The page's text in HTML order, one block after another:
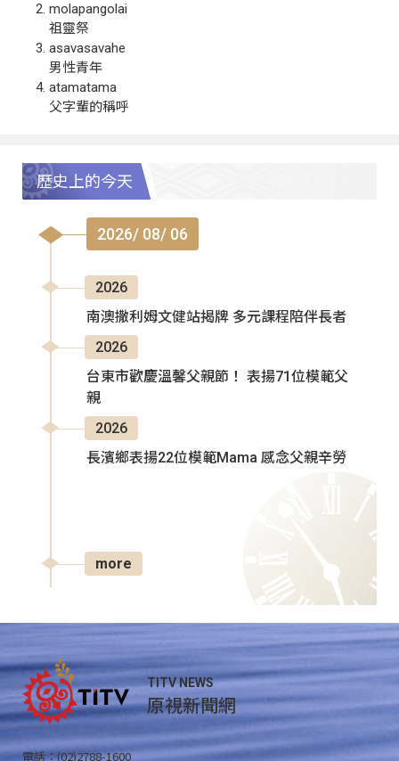
molapangolai
祖靈祭
asavasavahe
男性青年
atamatama
父字輩的稱呼
歷史上的今天
2026/ 08/ 06
2026
南澳撒利姆文健站揭牌 多元課程陪伴長者
2026
台東市歡慶溫馨父親節！ 表揚71位模範父
親
2026
長濱鄉表揚22位模範Mama 感念父親辛勞
more
TITV NEWS
原視新聞網
電話：(02)2788-1600